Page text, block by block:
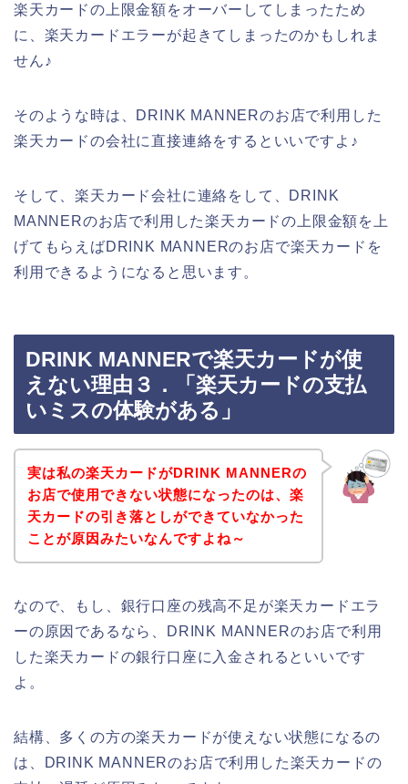
楽天カードの上限金額をオーバーしてしまったため
に、楽天カードエラーが起きてしまったのかもしれま
せん♪
そのような時は、DRINK MANNERのお店で利用した
楽天カードの会社に直接連絡をするといいですよ♪
そして、楽天カード会社に連絡をして、DRINK
MANNERのお店で利用した楽天カードの上限金額を上
げてもらえばDRINK MANNERのお店で楽天カードを
利用できるようになると思います。
DRINK MANNERで楽天カードが使
えない理由３．「楽天カードの支払
いミスの体験がある」
実は私の楽天カードがDRINK MANNERの
お店で使用できない状態になったのは、楽
天カードの引き落としができていなかった
ことが原因みたいなんですよね～
なので、もし、銀行口座の残高不足が楽天カードエラ
ーの原因であるなら、DRINK MANNERのお店で利用
した楽天カードの銀行口座に入金されるといいです
よ。
結構、多くの方の楽天カードが使えない状態になるの
は、DRINK MANNERのお店で利用した楽天カードの